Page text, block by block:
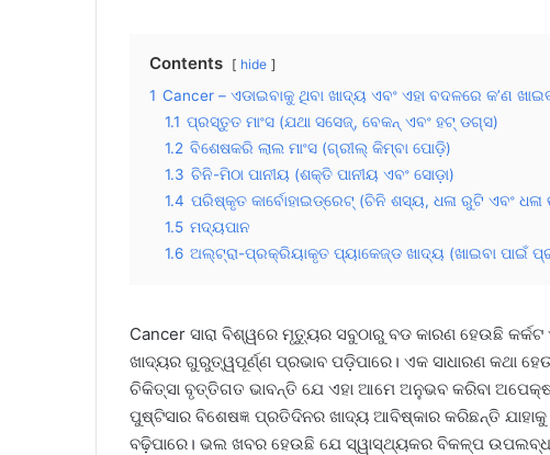
Contents hide
1 Cancer – ଏଡାଇବାକୁ ଥିବା ଖାଦ୍ୟ ଏବଂ ଏହା ବଦଳରେ କ’ଣ
1.1 ପ୍ରସ୍ତୁତ ମାଂସ (ଯଥା ସସେଜ୍, ବେକନ୍ ଏବଂ ହଟ୍ ଡଗ୍ସ)
1.2 ବିଶେଷକରି ଲାଲ ମାଂସ (ଗ୍ରୀଲ୍ କିମ୍ବା ପୋଡ଼ି)
1.3 ଚିନି-ମିଠା ପାନୀୟ (ଶକ୍ତି ପାନୀୟ ଏବଂ ସୋଡ଼ା)
1.4 ପରିଷ୍କୃତ କାର୍ବୋହାଇଡ୍ରେଟ୍ (ଚିନି ଶସ୍ୟ, ଧଳା ରୁଟି ଏବଂ ଧଳା
1.5 ମଦ୍ୟପାନ
1.6 ଅଲ୍ଟ୍ରା-ପ୍ରକ୍ରିୟାକୃତ ପ୍ୟାକେଜ୍ଡ ଖାଦ୍ୟ (ଖାଇବା ପାଇଁ
Cancer ସାରା ବିଶ୍ୱରେ ମୃତ୍ୟୁର ସବୁଠାରୁ ବଡ କାରଣ ହେଉଛି
ଖାଦ୍ୟର ଗୁରୁତ୍ୱପୂର୍ଣ୍ଣ ପ୍ରଭାବ ପଡ଼ିପାରେ। ଏକ ସାଧାରଣ କଥା
ଚିକିତ୍ସା ବୃତ୍ତିଗତ ଭାବନ୍ତି ଯେ ଏହା ଆମେ ଅନୁଭବ କରିବା
ପୁଷ୍ଟିସାର ବିଶେଷଜ୍ଞ ପ୍ରତିଦିନର ଖାଦ୍ୟ ଆବିଷ୍କାର କରିଛନ୍ତି
ବଢ଼ିପାରେ। ଭଲ ଖବର ହେଉଛି ଯେ ସ୍ୱାସ୍ଥ୍ୟକର ବିକଳ୍ପ ଉପଲବ୍ଧ